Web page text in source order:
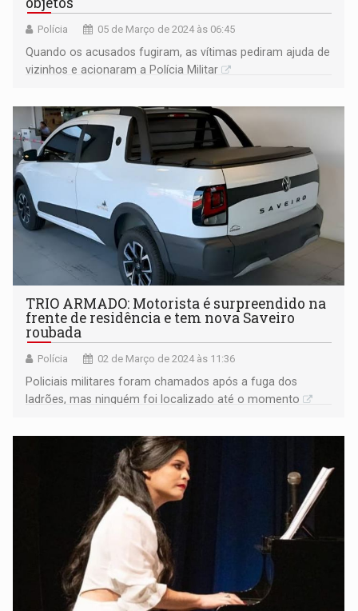
Polícia 05 de Março de 2024 às 06:45
Quando os acusados fugiram, as vítimas pediram ajuda de
vizinhos e acionaram a Polícia Militar
TRIO ARMADO: Motorista é surpreendido na
frente de residência e tem nova Saveiro
roubada
Polícia 02 de Março de 2024 às 11:36
Policiais militares foram chamados após a fuga dos
ladrões, mas ninguém foi localizado até o momento